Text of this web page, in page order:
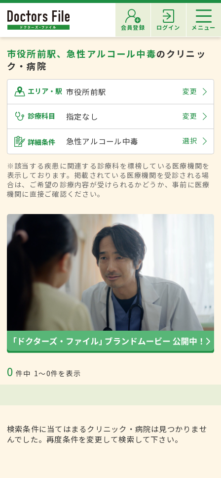
会員登録 ログイン メニュー
市役所前駅、急性アルコール中毒のクリニッ
ク・病院
エリア・駅 市役所前駅 変更
診療科目 指定なし 変更
詳細条件 急性アルコール中毒 選択
※該当する疾患に関連する診療科を標榜している医療機関を
表示しております。掲載されている医療機関を受診される場
合は、ご希望の診療内容が受けられるかどうか、事前に医療
機関に直接ご確認ください。
0 件中 1〜0件を表示
検索条件に当てはまるクリニック・病院は見つかりませ
んでした。再度条件を変更して検索して下さい。